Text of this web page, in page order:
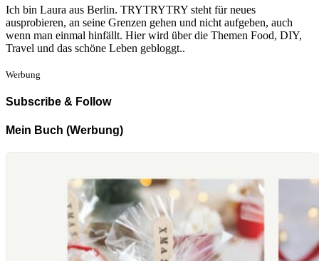
Ich bin Laura aus Berlin. TRYTRYTRY steht für neues
ausprobieren, an seine Grenzen gehen und nicht aufgeben, auch
wenn man einmal hinfällt. Hier wird über die Themen Food, DIY,
Travel und das schöne Leben gebloggt..
Werbung
Subscribe & Follow
Mein Buch (Werbung)